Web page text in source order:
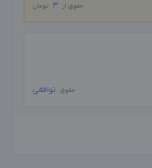
حقوق از 3 تومان
حقوق توافقی